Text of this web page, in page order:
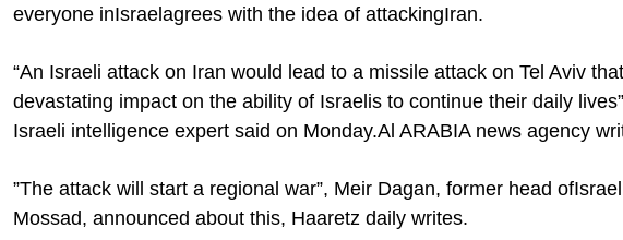
everyone inIsrael agrees with the idea of attackingIran.
“An Israeli attack on Iran would lead to a missile attack on Tel Aviv
devastating impact on the ability of Israelis to continue their daily
Israeli intelligence expert said on Monday.Al ARABIA news agency
”The attack will start a regional war”, Meir Dagan, former head ofIsrael
Mossad, announced about this, Haaretz daily writes.